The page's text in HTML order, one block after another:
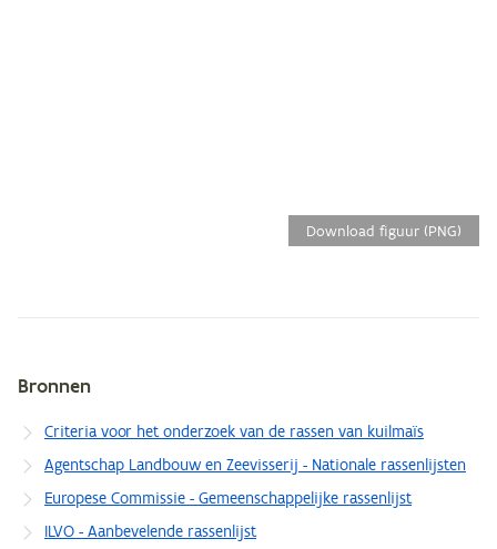
Download figuur (PNG)
Metagegevens
Bronnen
Criteria voor het onderzoek van de rassen van kuilmaïs
Agentschap Landbouw en Zeevisserij - Nationale rassenlijsten
Europese Commissie - Gemeenschappelijke rassenlijst
ILVO - Aanbevelende rassenlijst